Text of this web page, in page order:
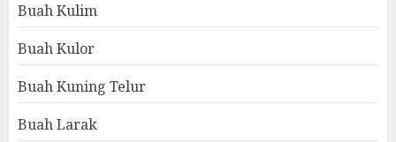
Buah Kulim
Buah Kulor
Buah Kuning Telur
Buah Larak